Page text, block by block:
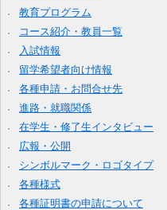
教育プログラム
コース紹介・教員一覧
入試情報
留学希望者向け情報
各種申請・お問合せ先
進路・就職関係
在学生・修了生インタビュー
広報・公開
シンボルマーク・ロゴタイプ
各種様式
各種証明書の申請について